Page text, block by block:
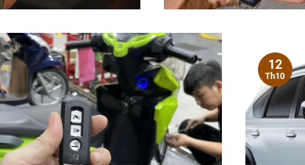
12
Th10